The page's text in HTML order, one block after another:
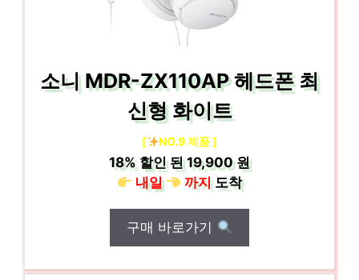
소니 MDR-ZX110AP 헤드폰 최
신형 화이트
[ NO.9 제품 ]
18%할인 된19,900 원
내일
까지도착
구매 바로가기